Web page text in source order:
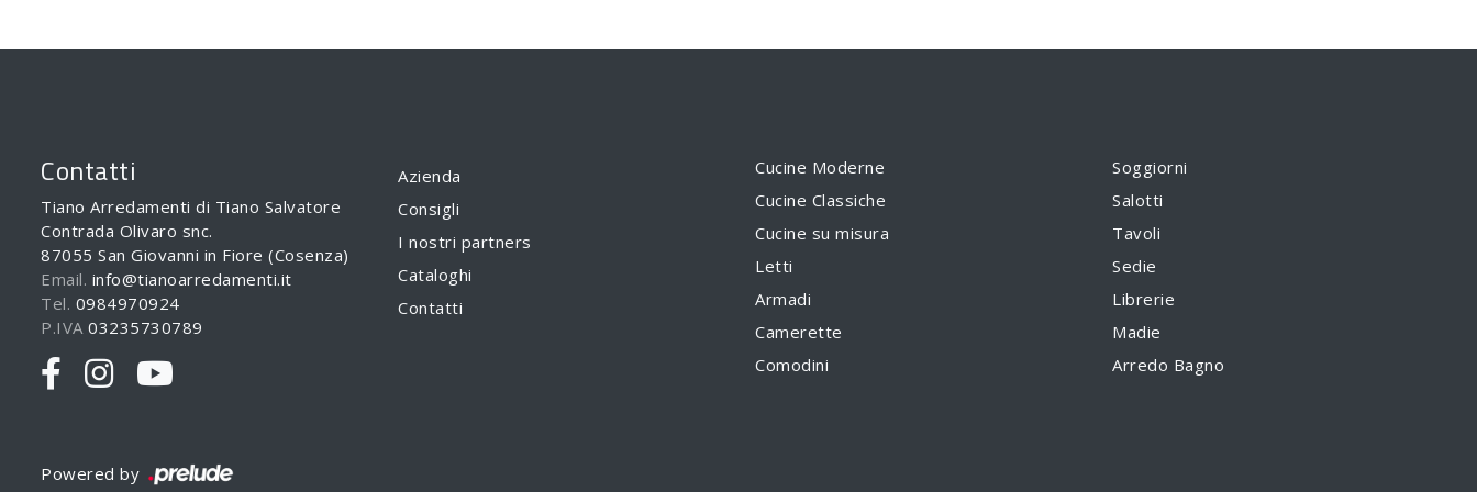
Contatti
Tiano Arredamenti di Tiano Salvatore
Contrada Olivaro snc.
87055 San Giovanni in Fiore (Cosenza)
Email. info@tianoarredamenti.it
Tel. 0984970924
P.IVA 03235730789
Azienda
Consigli
I nostri partners
Cataloghi
Contatti
Cucine Moderne
Cucine Classiche
Cucine su misura
Letti
Armadi
Camerette
Comodini
Soggiorni
Salotti
Tavoli
Sedie
Librerie
Madie
Arredo Bagno
Powered by